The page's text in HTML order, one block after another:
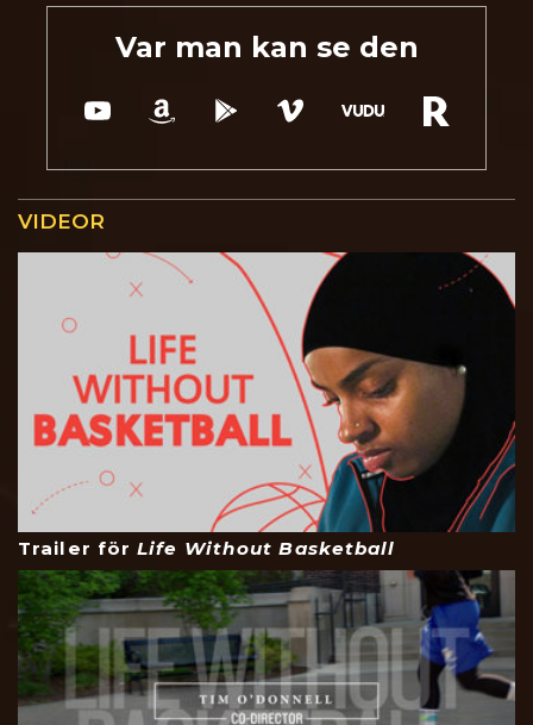
Var man kan se den
VIDEOR
Trailer förLife Without Basketball